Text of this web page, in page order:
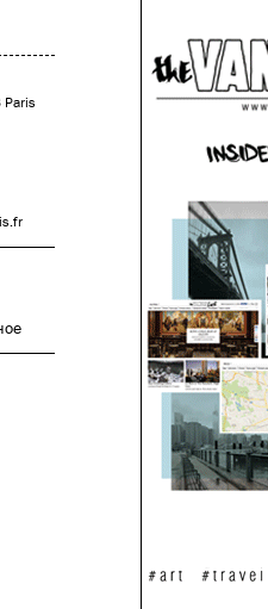
Paris